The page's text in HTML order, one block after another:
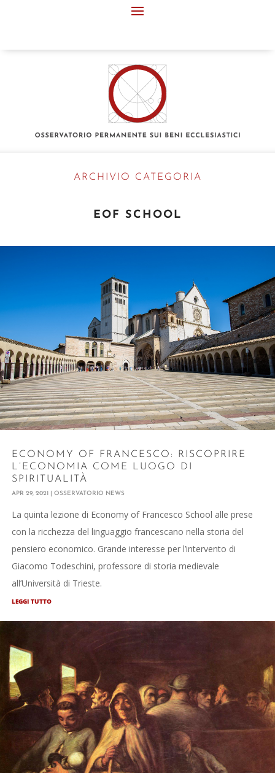
ARCHIVIO CATEGORIA
EOF SCHOOL
ECONOMY OF FRANCESCO: RISCOPRIRE
L’ECONOMIA COME LUOGO DI
SPIRITUALITÀ
APR 29, 2021 OSSERVATORIO NEWS
La quinta lezione di Economy of Francesco School alle prese
con la ricchezza del linguaggio francescano nella storia del
pensiero economico. Grande interesse per l’intervento di
Giacomo Todeschini, professore di storia medievale
all’Università di Trieste.
LEGGI TUTTO